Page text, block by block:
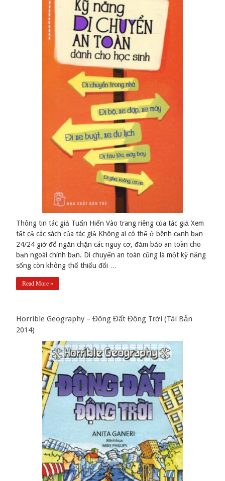
Thông tin tác giả Tuấn Hiển Vào trang riêng của tác giả Xem
tất cả các sách của tác giả Không ai có thể ở bênh cạnh bạn
24/24 giờ để ngăn chặn các nguy cơ, đảm bảo an toàn cho
bạn ngoài chính bạn. Di chuyển an toàn cũng là một kỹ năng
sống còn không thể thiếu đối …
Read More »
Horrible Geography – Động Đất Động Trời (Tái Bản
2014)